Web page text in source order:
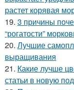
растет корявая
19. 3 причины
“рогатости”
20. Лучшие
выращивания
21. Какие лучше
статьи в новую